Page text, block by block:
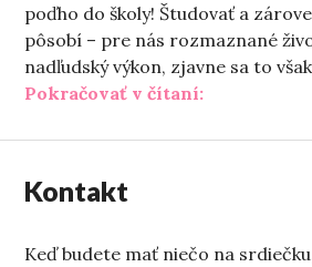
poďho do školy! Študovať a
pôsobí – pre nás rozmaznané
nadľudský výkon, zjavne sa to
Pokračovať v čítaní:„Do školy s
Kontakt
Keď budete mať niečo na